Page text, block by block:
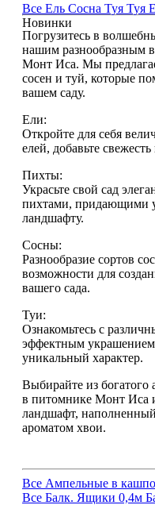
Все Ель Сосна Туя Туя
Новинки
Погрузитесь в
нашим разнообразным
Монт Иса. Мы
сосен и туй, которые
вашем саду.
Ели:
Откройте для себя
елей, добавьте
Пихты:
Украсьте свой сад
пихтами, придающими
ландшафту.
Сосны:
Разнообразие сортов
возможности для
вашего сада.
Туи:
Ознакомьтесь с
эффектным украшением
уникальный характер.
Выбирайте из богатого
в питомнике Монт Иса
ландшафт,
ароматом хвои.
Все Ампельные в кашпо
Все Балк. Ящики 0,4м